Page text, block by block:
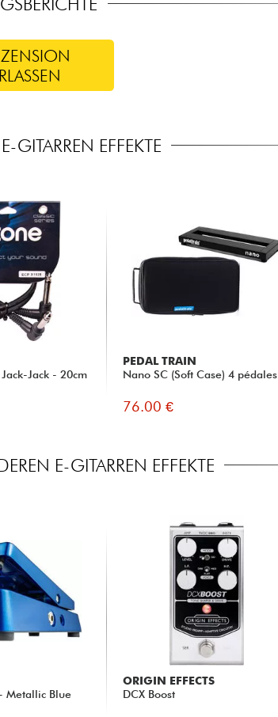
GITARREN EFFEKTE
Jack - 20cm
PEDAL TRAIN
Nano SC (Soft Case) 4 pédales
76.00 €
E-GITARREN EFFEKTE
Metallic Blue
ORIGIN EFFECTS
DCX Boost